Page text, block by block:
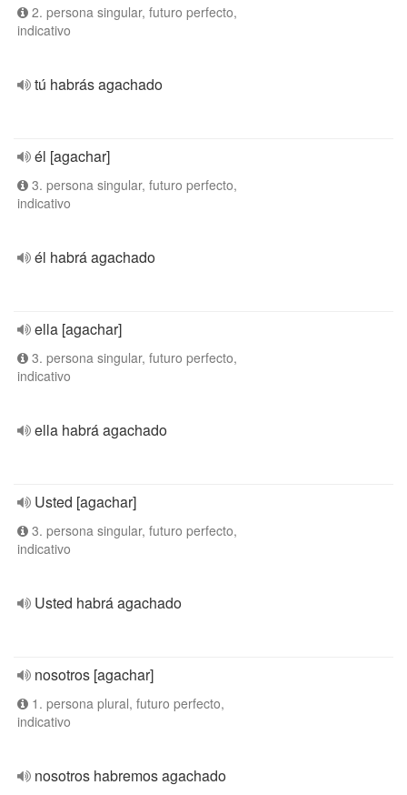
2. persona singular, futuro perfecto,
indicativo
tú habrás agachado
él [agachar]
3. persona singular, futuro perfecto,
indicativo
él habrá agachado
ella [agachar]
3. persona singular, futuro perfecto,
indicativo
ella habrá agachado
Usted [agachar]
3. persona singular, futuro perfecto,
indicativo
Usted habrá agachado
nosotros [agachar]
1. persona plural, futuro perfecto,
indicativo
nosotros habremos agachado